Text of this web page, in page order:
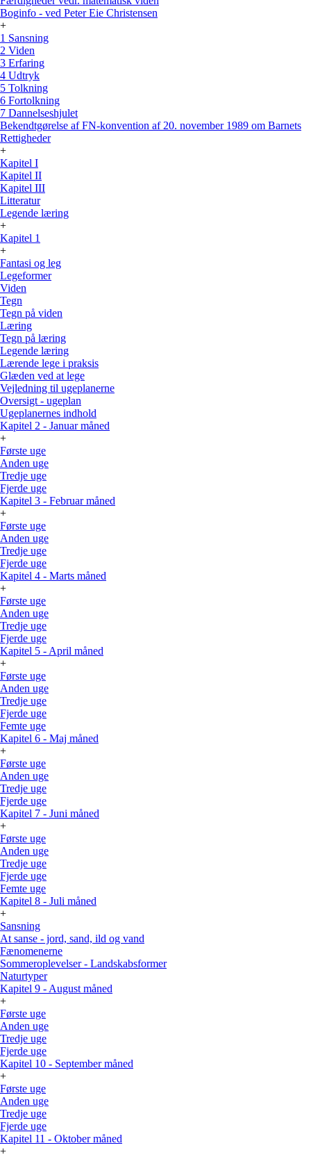
Boginfo - ved Peter Eie Christensen
+
1 Sansning
2 Viden
3 Erfaring
4 Udtryk
5 Tolkning
6 Fortolkning
7 Dannelseshjulet
Bekendtgørelse af FN-konvention af 20. november 1989 om Barnets
Rettigheder
+
Kapitel I
Kapitel II
Kapitel III
Litteratur
Legende læring
+
Kapitel 1
+
Fantasi og leg
Legeformer
Viden
Tegn
Tegn på viden
Læring
Tegn på læring
Legende læring
Lærende lege i praksis
Glæden ved at lege
Vejledning til ugeplanerne
Oversigt - ugeplan
Ugeplanernes indhold
Kapitel 2 - Januar måned
+
Første uge
Anden uge
Tredje uge
Fjerde uge
Kapitel 3 - Februar måned
+
Første uge
Anden uge
Tredje uge
Fjerde uge
Kapitel 4 - Marts måned
+
Første uge
Anden uge
Tredje uge
Fjerde uge
Kapitel 5 - April måned
+
Første uge
Anden uge
Tredje uge
Fjerde uge
Femte uge
Kapitel 6 - Maj måned
+
Første uge
Anden uge
Tredje uge
Fjerde uge
Kapitel 7 - Juni måned
+
Første uge
Anden uge
Tredje uge
Fjerde uge
Femte uge
Kapitel 8 - Juli måned
+
Sansning
At sanse - jord, sand, ild og vand
Fænomenerne
Sommeroplevelser - Landskabsformer
Naturtyper
Kapitel 9 - August måned
+
Første uge
Anden uge
Tredje uge
Fjerde uge
Kapitel 10 - September måned
+
Første uge
Anden uge
Tredje uge
Fjerde uge
Kapitel 11 - Oktober måned
+